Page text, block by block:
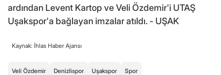
ardından Levent Kartop ve Veli Özdemir'i UTAŞ
Uşakspor'a bağlayan imzalar atıldı. - UŞAK
Kaynak: İhlas Haber Ajansı
Veli Özdemir Denizlispor Uşakspor Spor